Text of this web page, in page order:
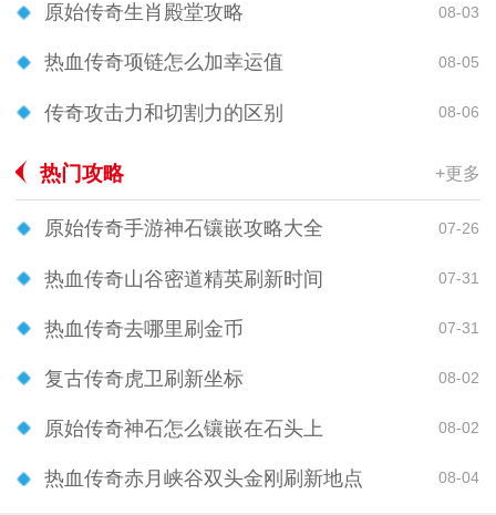
原始传奇生肖殿堂攻略 08-03
热血传奇项链怎么加幸运值 08-05
传奇攻击力和切割力的区别 08-06
热门攻略 +更多
原始传奇手游神石镶嵌攻略大全 07-26
热血传奇山谷密道精英刷新时间 07-31
热血传奇去哪里刷金币 07-31
复古传奇虎卫刷新坐标 08-02
原始传奇神石怎么镶嵌在石头上 08-02
热血传奇赤月峡谷双头金刚刷新地点 08-04